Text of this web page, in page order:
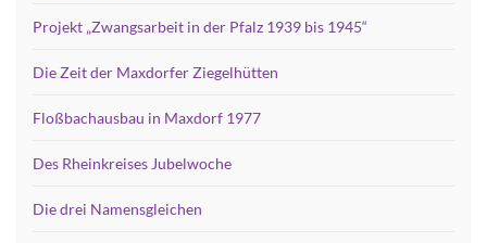
Projekt „Zwangsarbeit in der Pfalz 1939 bis 1945“
Die Zeit der Maxdorfer Ziegelhütten
Floßbachausbau in Maxdorf 1977
Des Rheinkreises Jubelwoche
Die drei Namensgleichen